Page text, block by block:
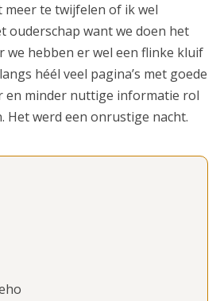
meer te twijfelen of ik wel
ouderschap want we doen het
we hebben er wel een flinke kluif
héél veel pagina’s met goede
en minder nuttige informatie rol
Het werd een onrustige nacht.